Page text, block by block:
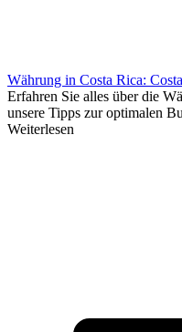
Währung in Costa Rica:
Erfahren Sie alles über die
unsere Tipps zur optimalen
Weiterlesen